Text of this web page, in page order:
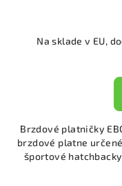
Na sklade v EU,
Brzdové platničky
brzdové platne
športové